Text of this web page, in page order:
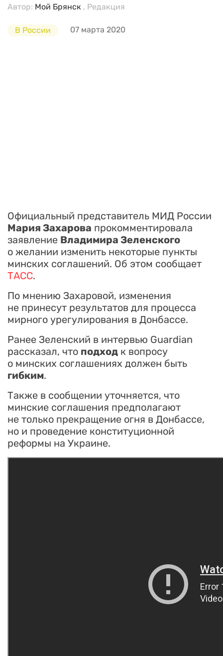
Автор: Мой Брянск , Редакция
В России 07 марта 2020
Официальный представитель МИД России
Мария Захарова прокомментировала
заявление Владимира Зеленского
о желании изменить некоторые пункты
минских соглашений. Об этом сообщает
ТАСС.
По мнению Захаровой, изменения
не принесут результатов для процесса
мирного урегулирования в Донбассе.
Ранее Зеленский в интервью Guardian
рассказал, что подход к вопросу
о минских соглашениях должен быть
гибким.
Также в сообщении уточняется, что
минские соглашения предполагают
не только прекращение огня в Донбассе,
но и проведение конституционной
реформы на Украине.